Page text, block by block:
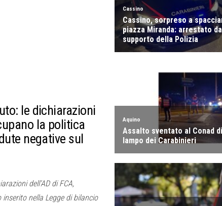
le dichiarazioni
la politica
negative sul
dell’AD di FCA,
nella Legge di bilancio